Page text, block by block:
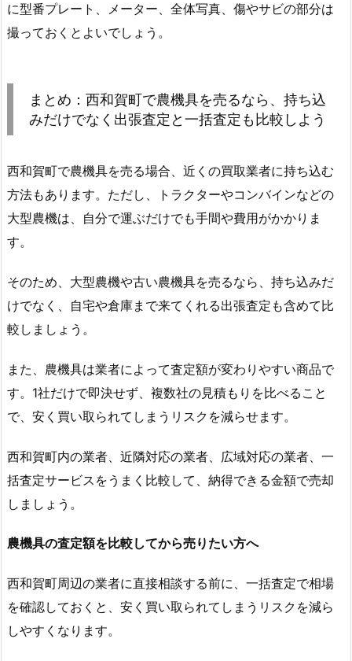
に型番プレート、メーター、全体写真、傷やサビの部分は
撮っておくとよいでしょう。
まとめ：西和賀町で農機具を売るなら、持ち込
みだけでなく出張査定と一括査定も比較しよう
西和賀町で農機具を売る場合、近くの買取業者に持ち込む
方法もあります。ただし、トラクターやコンバインなどの
大型農機は、自分で運ぶだけでも手間や費用がかかりま
す。
そのため、大型農機や古い農機具を売るなら、持ち込みだ
けでなく、自宅や倉庫まで来てくれる出張査定も含めて比
較しましょう。
また、農機具は業者によって査定額が変わりやすい商品で
す。1社だけで即決せず、複数社の見積もりを比べること
で、安く買い取られてしまうリスクを減らせます。
西和賀町内の業者、近隣対応の業者、広域対応の業者、一
括査定サービスをうまく比較して、納得できる金額で売却
しましょう。
農機具の査定額を比較してから売りたい方へ
西和賀町周辺の業者に直接相談する前に、一括査定で相場
を確認しておくと、安く買い取られてしまうリスクを減ら
しやすくなります。